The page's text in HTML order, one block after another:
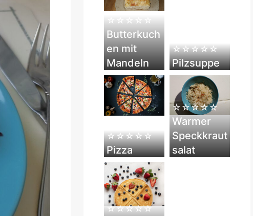
☆☆☆☆☆
Butterkuch
en mit
Mandeln
☆☆☆☆☆
Pilzsuppe
☆☆☆☆☆
Pizza
☆☆☆☆☆
Warmer
Speckkraut
salat
☆☆☆☆☆